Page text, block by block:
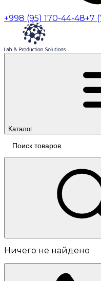
+998 (95) 170-44-48+7
Каталог
Ничего не найдено